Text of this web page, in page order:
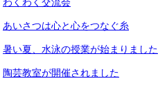
あいさつは心と心をつなぐ糸
暑い夏、水泳の授業が始まりました
陶芸教室が開催されました